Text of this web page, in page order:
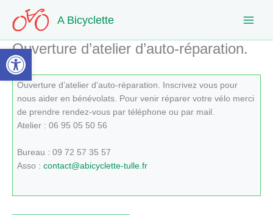
Ouvrir la barre d’outils
contenu
A Bicyclette
Ouverture d’atelier d’auto-réparation.
Ouverture d’atelier d’auto-réparation. Inscrivez vous pour
nous aider en bénévolats. Pour venir réparer votre vélo merci
de prendre rendez-vous par téléphone ou par mail.
Atelier : 06 95 05 50 56
Bureau : 09 72 57 35 57
Asso : contact@abicyclette-tulle.fr